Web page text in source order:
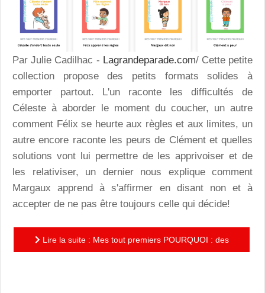
Par Julie Cadilhac - Lagrandeparade.com/ Cette petite
collection propose des petits formats solides à
emporter partout. L'un raconte les difficultés de
Céleste à aborder le moment du coucher, un autre
comment Félix se heurte aux règles et aux limites, un
autre encore raconte les peurs de Clément et quelles
solutions vont lui permettre de les apprivoiser et de
les relativiser, un dernier nous explique comment
Margaux apprend à s'affirmer en disant non et à
accepter de ne pas être toujours celle qui décide!
Lire la suite : Mes tout premiers POURQUOI : des